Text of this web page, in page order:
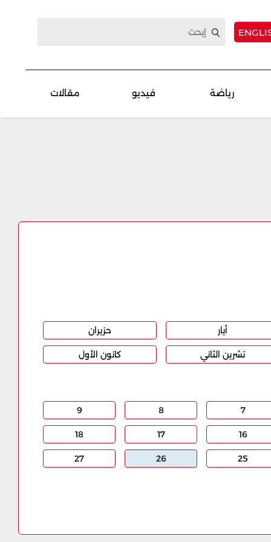
رياضة فيديو مقالات
أيار حزيران
تشرين الثاني كانون الأول
7
8
9
16
17
18
25
26
27